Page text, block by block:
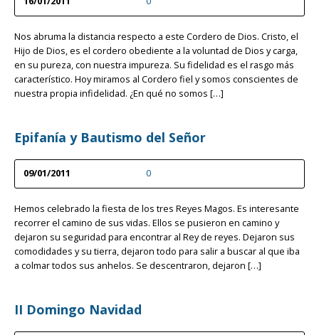
Nos abruma la distancia respecto a este Cordero de Dios. Cristo, el
Hijo de Dios, es el cordero obediente a la voluntad de Dios y carga,
en su pureza, con nuestra impureza. Su fidelidad es el rasgo más
característico. Hoy miramos al Cordero fiel y somos conscientes de
nuestra propia infidelidad. ¿En qué no somos […]
Epifanía y Bautismo del Señor
09/01/2011 0
Hemos celebrado la fiesta de los tres Reyes Magos. Es interesante
recorrer el camino de sus vidas. Ellos se pusieron en camino y
dejaron su seguridad para encontrar al Rey de reyes. Dejaron sus
comodidades y su tierra, dejaron todo para salir a buscar al que iba
a colmar todos sus anhelos. Se descentraron, dejaron […]
II Domingo Navidad